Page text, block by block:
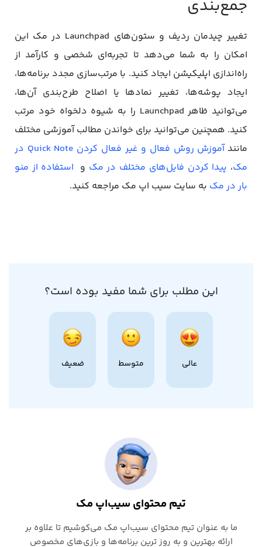
جمع‌بندی
تغییر چیدمان ردیف و ستون‌های Launchpad در مک این
امکان را به شما می‌دهد تا تجربه‌ای شخصی و کارآمد از
راه‌اندازی اپلیکیشن ایجاد کنید. با مرتب‌سازی مجدد برنامه‌ها،
ایجاد پوشه‌ها، تغییر نمادها یا اصلاح طرح‌بندی آن‌ها،
می‌توانید ظاهر Launchpad را به شیوه دلخواه خود مرتب
کنید. همچنین می‌توانید برای خواندن مطالب آموزشی مختلف
مانند
آموزش روش فعال و غیر فعال کردن Quick Note در
مک، پیدا کردن فایل‌های مختلف در مک و استفاده از منو
بار در مک به سایت سیب اپ مک مراجعه کنید.
این مطلب برای شما مفید بوده است؟
عالی متوسط ضعیف
تیم محتوای سیب‌اپ مک
ما به عنوان تیم محتوای سیب‌اپ مک می‌کوشیم تا علاوه بر
ارائه بهترین و به روز ترین برنامه‌ها و بازی‌های مخصوص